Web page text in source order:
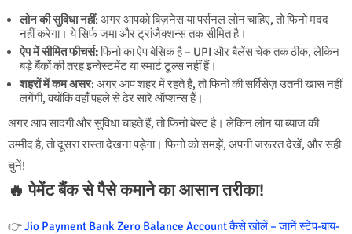
लोन की सुविधा नहीं: अगर आपको बिज़नेस या पर्सनल लोन चाहिए, तो फिनो मदद
नहीं करेगा। ये सिर्फ जमा और ट्रांज़ैक्शन्स तक सीमित है।
ऐप में सीमित फीचर्स:फिनो का ऐप बेसिक है – UPI और बैलेंस चेक तक ठीक, लेकिन
बड़े बैंकों की तरह इन्वेस्टमेंट या स्मार्ट टूल्स नहीं हैं।
शहरों में कम असर: अगर आप शहर में रहते हैं, तो फिनो की सर्विसेज़ उतनी खास नहीं
लगेंगी, क्योंकि वहाँ पहले से ढेर सारे ऑप्शन्स हैं।
अगर आप सादगी और सुविधा चाहते हैं, तो फिनो बेस्ट है। लेकिन लोन या ब्याज की
उम्मीद है, तो दूसरा रास्ता देखना पड़ेगा। फिनो को समझें, अपनी जरूरत देखें, और सही
चुनें!
🔥 पेमेंट बैंक से पैसे कमाने का आसान तरीका!
👉Jio Payment Bank Zero Balance Account कैसे खोलें – जानें स्टेप-बाय-